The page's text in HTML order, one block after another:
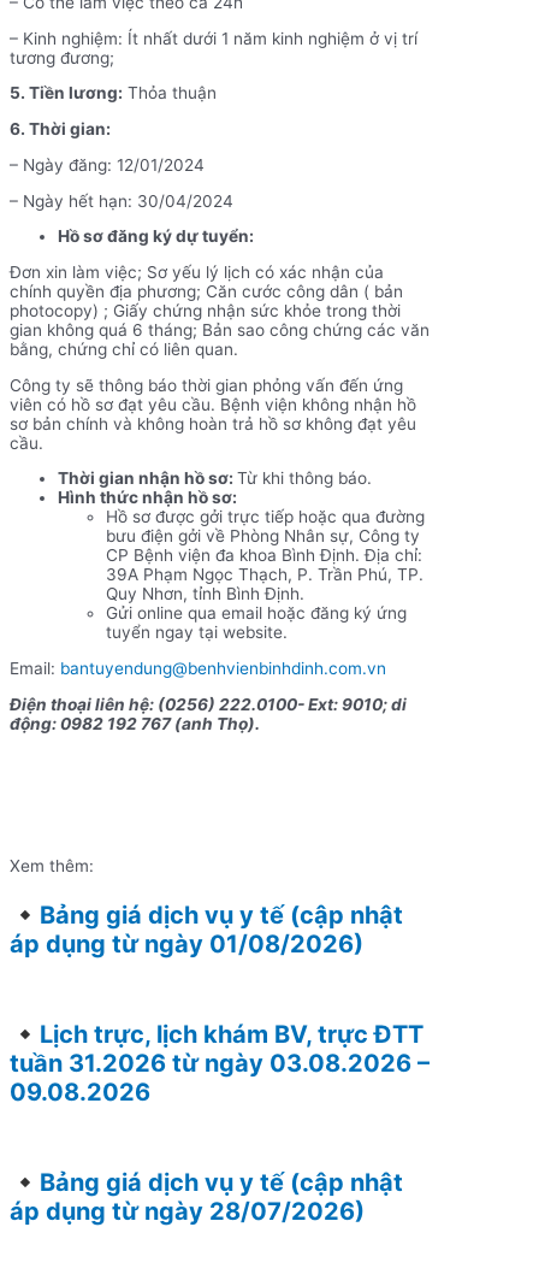
– Kinh nghiệm: Ít nhất dưới 1 năm kinh nghiệm ở vị trí
tương đương;
5. Tiền lương: Thỏa thuận
6. Thời gian:
– Ngày đăng: 12/01/2024
– Ngày hết hạn: 30/04/2024
Hồ sơ đăng ký dự tuyển:
Đơn xin làm việc; Sơ yếu lý lịch có xác nhận của
chính quyền địa phương; Căn cước công dân ( bản
photocopy) ; Giấy chứng nhận sức khỏe trong thời
gian không quá 6 tháng; Bản sao công chứng các văn
bằng, chứng chỉ có liên quan.
Công ty sẽ thông báo thời gian phỏng vấn đến ứng
viên có hồ sơ đạt yêu cầu. Bệnh viện không nhận hồ
sơ bản chính và không hoàn trả hồ sơ không đạt yêu
cầu.
Thời gian nhận hồ sơ: Từ khi thông báo.
Hình thức nhận hồ sơ:
Hồ sơ được gởi trực tiếp hoặc qua đường
bưu điện gởi về Phòng Nhân sự, Công ty
CP Bệnh viện đa khoa Bình Định. Địa chỉ:
39A Phạm Ngọc Thạch, P. Trần Phú, TP.
Quy Nhơn, tỉnh Bình Định.
Gửi online qua email hoặc đăng ký ứng
tuyển ngay tại website.
Email: bantuyendung@benhvienbinhdinh.com.vn
Điện thoại liên hệ: (0256) 222.0100- Ext: 9010; di
động: 0982 192 767 (anh Thọ).
Xem thêm:
Bảng giá dịch vụ y tế (cập nhật
áp dụng từ ngày 01/08/2026)
Lịch trực, lịch khám BV, trực ĐTT
tuần 31.2026 từ ngày 03.08.2026 –
09.08.2026
Bảng giá dịch vụ y tế (cập nhật
áp dụng từ ngày 28/07/2026)